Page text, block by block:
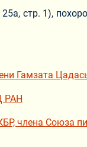
стр. 1),
Гамзата
РАН
члена Союза